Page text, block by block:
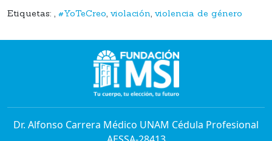
Etiquetas: , #YoTeCreo, violación, violencia de género
Dr. Alfonso Carrera Médico UNAM Cédula Profesional